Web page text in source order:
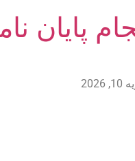
پایان